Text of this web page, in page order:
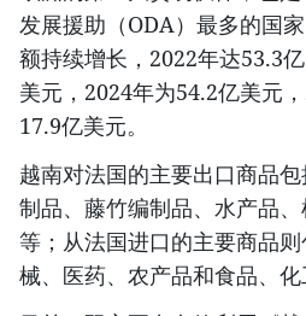
发展援助（ODA）最多的国
额持续增长，2022年达53.3
美元，2024年为54.2亿美元
17.9亿美元。
越南对法国的主要出口商品
制品、藤竹编制品、水产品
等；从法国进口的主要商品
械、医药、农产品和食品、化